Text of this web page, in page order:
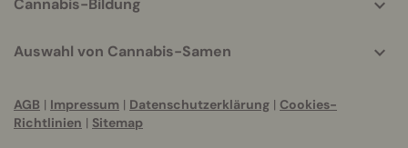
Cannabis-Bildung
Auswahl von Cannabis-Samen
AGB | Impressum | Datenschutzerklärung | Cookies-
Richtlinien | Sitemap